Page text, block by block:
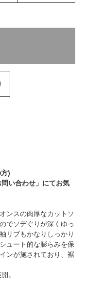
)
い合わせ」にてお気
ンスの肉厚なカットソ
でソデぐりが深くゆっ
リブもかなりしっかり
ュート的な膨らみを保
ンが施されており、裾
。